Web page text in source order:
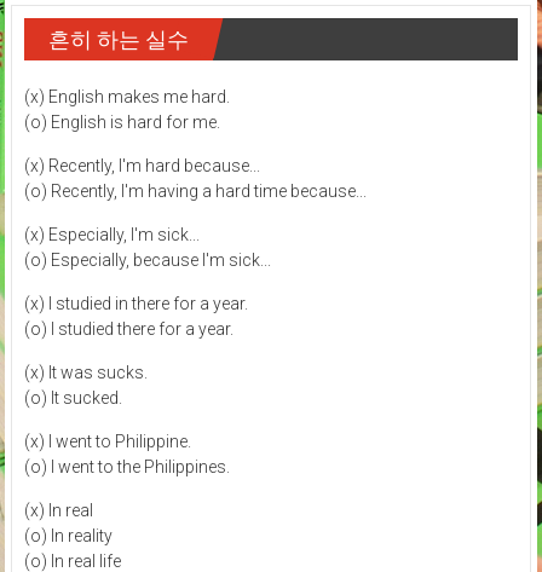
흔히 하는 실수
(x) English makes me hard.
(o) English is hard for me.
(x) Recently, I'm hard because...
(o) Recently, I'm having a hard time because...
(x) Especially, I'm sick...
(o) Especially, because I'm sick...
(x) I studied in there for a year.
(o) I studied there for a year.
(x) It was sucks.
(o) It sucked.
(x) I went to Philippine.
(o) I went to the Philippines.
(x) In real
(o) In reality
(o) In real life